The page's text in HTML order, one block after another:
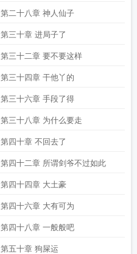
第二十八章 神人仙子
第三十章 进局子了
第三十二章 要不要这样
第三十四章 干他丫的
第三十六章 手段了得
第三十八章 为什么要走
第四十章 不回去了
第四十二章 所谓剑爷不过如此
第四十四章 大土豪
第四十六章 大有可为
第四十八章 一般般吧
第五十章 狗屎运